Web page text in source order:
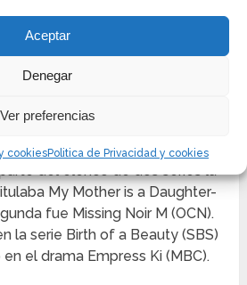
Aceptar
Denegar
Ver preferencias
cookiesPolitica de Privacidad y cookies
año 2016 fue parte del elenco
de ellos se tituló Noodle
fue Beautiful Mind. El
Estos tres últimos dramas
My Mother is a Daughter-
fue Missing Noir M (OCN).
la serie Birth of a Beauty (SBS)
el drama Empress Ki (MBC).